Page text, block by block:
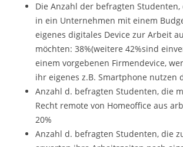
Die Anzahl der befragten
in ein Unternehmen mit einem
eigenes digitales Device zur Arbeit
möchten: 38%(weitere 42%sind
einem vorgebenen Firmendevice,
ihr eigenes z.B. Smartphone nutzen
Anzahl d. befragten Studenten, die
Recht remote von Homeoffice aus
20%
Anzahl d. befragten Studenten, die